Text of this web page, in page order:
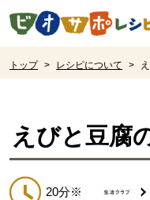
ページの先頭です。
トップ > レシピについて >
えびと豆腐
20分※